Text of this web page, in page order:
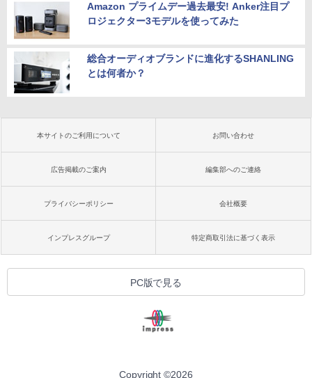
Amazon プライムデー過去最安! Anker注目プ
ロジェクター3モデルを使ってみた
総合オーディオブランドに進化するSHANLING
とは何者か？
本サイトのご利用について お問い合わせ
広告掲載のご案内 編集部へのご連絡
プライバシーポリシー 会社概要
インプレスグループ 特定商取引法に基づく表示
PC版で見る
Copyright ©2026